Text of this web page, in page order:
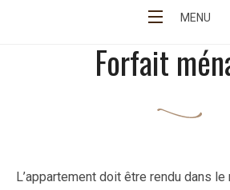
MENU
Forfait
L’appartement doit être rendu dans